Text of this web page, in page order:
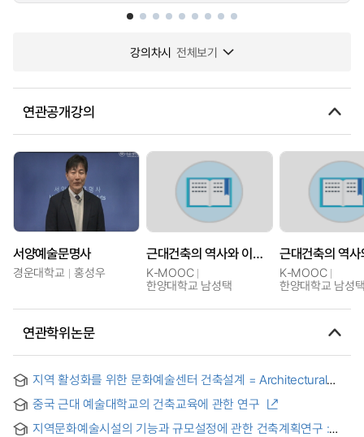
강의차시 전체보기
연관공개강의
서양예술문명사
경운대학교 홍성우
근대건축의 역사와 이론: 구성, 구축, 공간 예술의 건축
K-MOOC
한양대학교 남성택
K-MOOC
한양대학교 남성
연관학위논문
지역 활성화를 위한 문화예술센터 건축설계 = Architectural
중국 근대 예술대학교의 건축교육에 관한 연구
지역문화예술시설의 기능과 규모설정에 관한 건축계획연구 :